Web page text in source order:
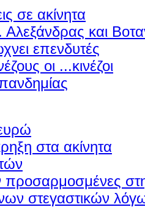
σε ακίνητα
Αλεξάνδρας και
επενδυτές
οι ...κινέζοι
στα ακίνητα
προσαρμοσμένες
στεγαστικών